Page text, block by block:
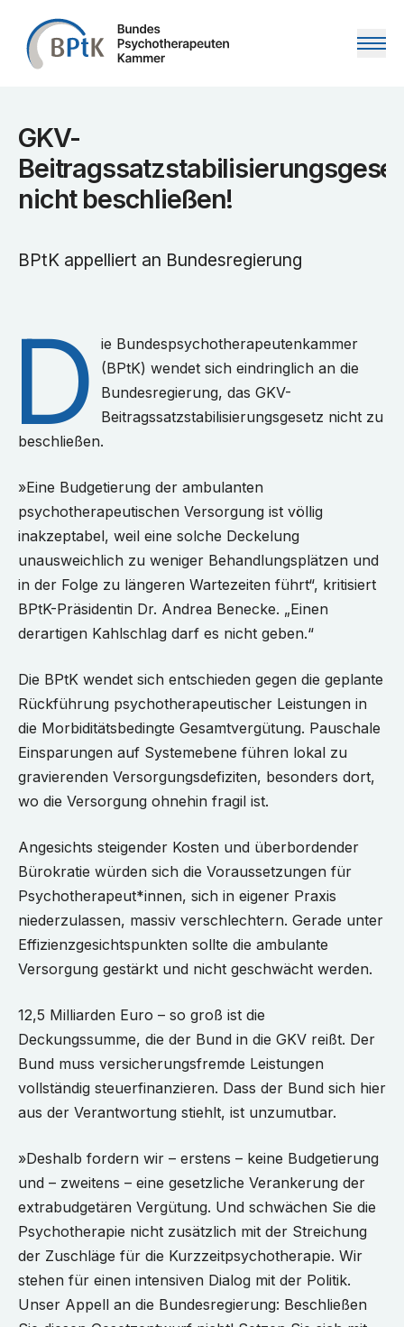
Zum Inhalt springen
GKV-
nicht beschließen!
BPtK appelliert an Bundesregierung
D
ie Bundespsychotherapeutenkammer
(BPtK) wendet sich eindringlich an die
Bundesregierung, das GKV-
Beitragssatzstabilisierungsgesetz nicht zu
beschließen.
»Eine Budgetierung der ambulanten
psychotherapeutischen Versorgung ist völlig
inakzeptabel, weil eine solche Deckelung
unausweichlich zu weniger Behandlungsplätzen und
in der Folge zu längeren Wartezeiten führt“, kritisiert
BPtK-Präsidentin Dr. Andrea Benecke. „Einen
derartigen Kahlschlag darf es nicht geben.“
Die BPtK wendet sich entschieden gegen die geplante
Rückführung psychotherapeutischer Leistungen in
die Morbiditätsbedingte Gesamtvergütung. Pauschale
Einsparungen auf Systemebene führen lokal zu
gravierenden Versorgungsdefiziten, besonders dort,
wo die Versorgung ohnehin fragil ist.
Angesichts steigender Kosten und überbordender
Bürokratie würden sich die Voraussetzungen für
Psychotherapeut*innen, sich in eigener Praxis
niederzulassen, massiv verschlechtern. Gerade unter
Effizienzgesichtspunkten sollte die ambulante
Versorgung gestärkt und nicht geschwächt werden.
12,5 Milliarden Euro – so groß ist die
Deckungssumme, die der Bund in die GKV reißt. Der
Bund muss versicherungsfremde Leistungen
vollständig steuerfinanzieren. Dass der Bund sich hier
aus der Verantwortung stiehlt, ist unzumutbar.
»Deshalb fordern wir – erstens – keine Budgetierung
und – zweitens – eine gesetzliche Verankerung der
extrabudgetären Vergütung. Und schwächen Sie die
Psychotherapie nicht zusätzlich mit der Streichung
der Zuschläge für die Kurzzeitpsychotherapie. Wir
stehen für einen intensiven Dialog mit der Politik.
Unser Appell an die Bundesregierung: Beschließen